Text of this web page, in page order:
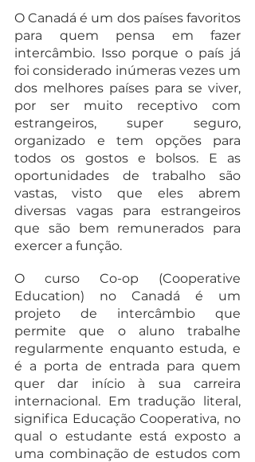
O Canadá é um dos países favoritos
para quem pensa em fazer
intercâmbio. Isso porque o país já
foi considerado inúmeras vezes um
dos melhores países para se viver,
por ser muito receptivo com
estrangeiros, super seguro,
organizado e tem opções para
todos os gostos e bolsos. E as
oportunidades de trabalho são
vastas, visto que eles abrem
diversas vagas para estrangeiros
que são bem remunerados para
exercer a função.
O curso Co-op (Cooperative
Education) no Canadá é um
projeto de intercâmbio que
permite que o aluno trabalhe
regularmente enquanto estuda, e
é a porta de entrada para quem
quer dar início à sua carreira
internacional. Em tradução literal,
significa Educação Cooperativa, no
qual o estudante está exposto a
uma combinação de estudos com